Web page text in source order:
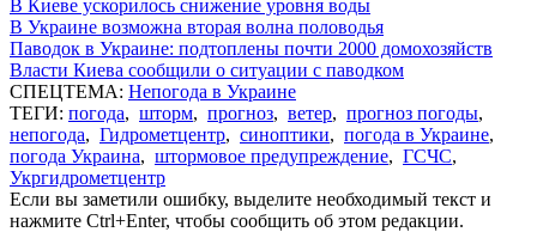
В Киеве ускорилось снижение уровня воды
В Украине возможна вторая волна половодья
Паводок в Украине: подтоплены почти 2000 домохозяйств
Власти Киева сообщили о ситуации с паводком
СПЕЦТЕМА: Непогода в Украине
ТЕГИ: погода, шторм, прогноз, ветер, прогноз погоды,
непогода, Гидрометцентр, синоптики, погода в Украине,
погода Украина, штормовое предупреждение, ГСЧС,
Укргидрометцентр
Если вы заметили ошибку, выделите необходимый текст и
нажмите Ctrl+Enter, чтобы сообщить об этом редакции.